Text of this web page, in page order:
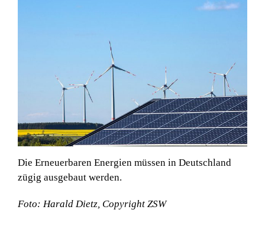
Die Erneuerbaren Energien müssen in Deutschland
zügig ausgebaut werden.
Foto: Harald Dietz, Copyright ZSW